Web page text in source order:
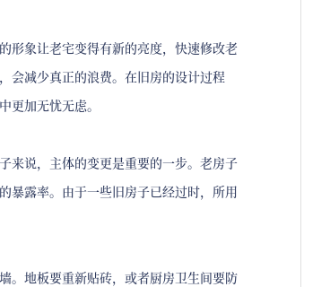
形象让老宅变得有新的亮度，快速修改老
会减少真正的浪费。在旧房的设计过程
更加无忧无虑。
来说，主体的变更是重要的一步。老房子
暴露率。由于一些旧房子已经过时，所用
。地板要重新贴砖，或者厨房卫生间要防